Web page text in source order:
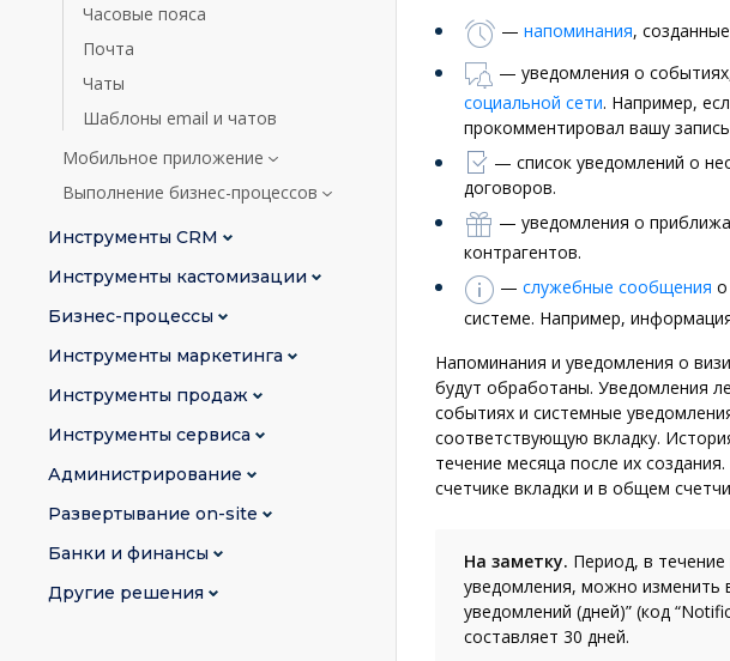
— напоминания,
— уведомления о
социальной сети. Например,
прокомментировал вашу
— список уведомлений о
договоров.
— уведомления о
контрагентов.
— служебные сообщения о
системе. Например,
Напоминания и уведомления о
будут обработаны. Уведомления
событиях и системные
соответствующую вкладку.
течение месяца после их
счетчике вкладки и в общем
На заметку. Период, в
уведомления, можно изменить
уведомлений (дней)” (код
составляет 30 дней.
Часовые пояса
Почта
Чаты
Шаблоны email и чатов
Мобильное приложение
Выполнение бизнес-процессов
Инструменты CRM
Инструменты кастомизации
Бизнес-процессы
Инструменты маркетинга
Инструменты продаж
Инструменты сервиса
Администрирование
Развертывание on-site
Банки и финансы
Другие решения